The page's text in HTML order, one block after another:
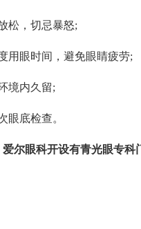
，切忌暴怒;
眼时间，避免眼睛疲劳;
内久留;
底检查。
爱尔眼科开设有青光眼专科